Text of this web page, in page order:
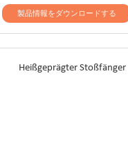
製品情報をダウンロードする